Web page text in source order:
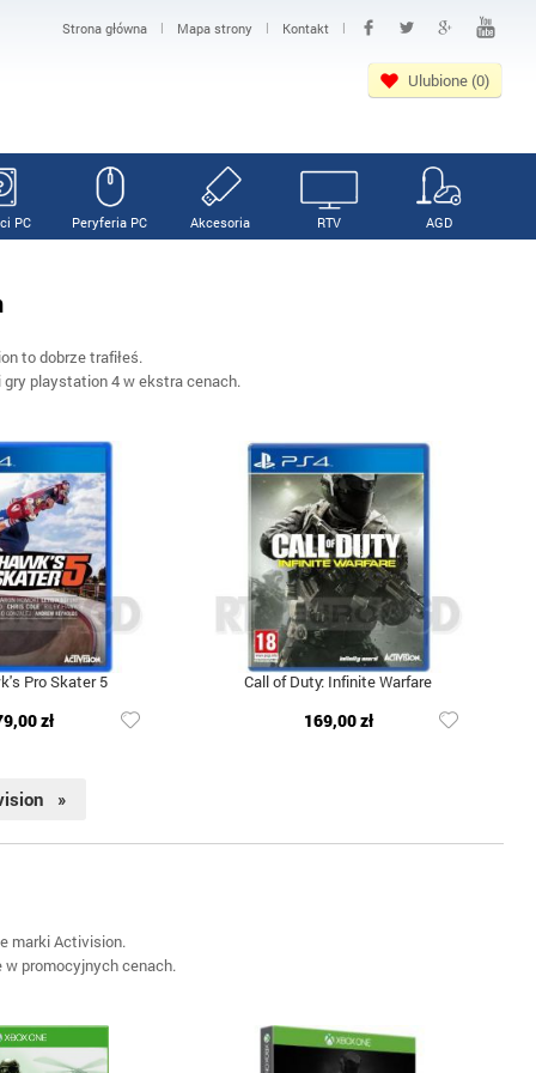
Strona główna | Mapa strony | Kontakt |
Ulubione (0)
PC Peryferia PC Akcesoria RTV AGD
to dobrze trafiłeś.
playstation 4 w ekstra cenach.
Pro Skater 5
zł
Call of Duty: Infinite Warfare
169,00 zł
»
marki Activision.
w promocyjnych cenach.